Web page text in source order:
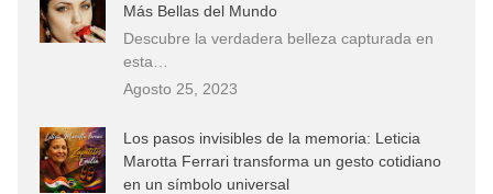
Más Bellas del Mundo
Descubre la verdadera belleza capturada en
esta…
Agosto 25, 2023
Los pasos invisibles de la memoria: Leticia
Marotta Ferrari transforma un gesto cotidiano
en un símbolo universal